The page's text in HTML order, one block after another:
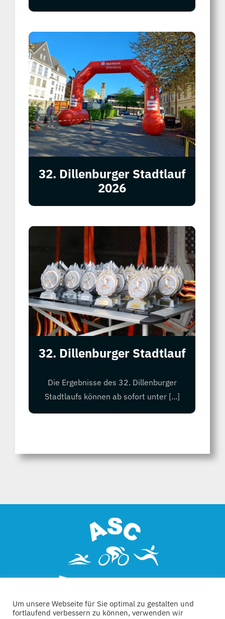
32. Dillenburger Stadtlauf
2026
32. Dillenburger Stadtlauf
Die Ergebnisse des 32. Dillenburger
Stadtlaufs können ab sofort unter [...]
Um unsere Webseite für Sie optimal zu gestalten und
fortlaufend verbessern zu können, verwenden wir